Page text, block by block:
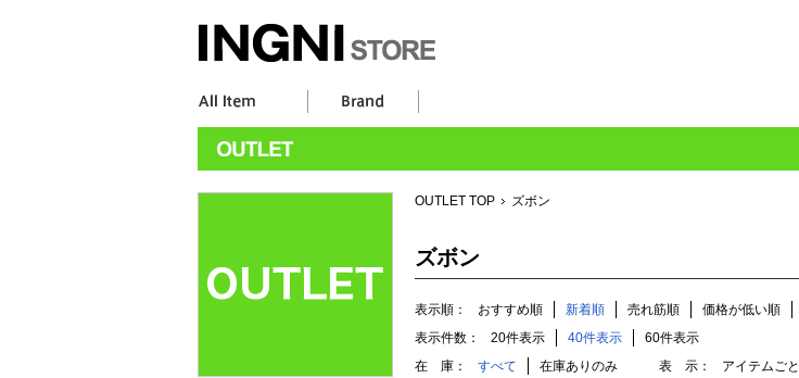
OUTLET TOP ズボン
ズボン
表示順： おすすめ順 新着順 売れ筋順 価格が低い順
表示件数：
20件表示 40件表示
60件表示
在 庫：
すべて 在庫ありのみ 表 示： アイテムごと